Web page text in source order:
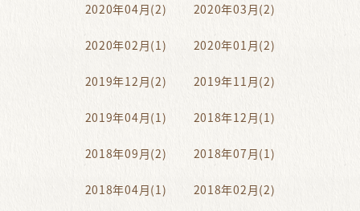
2020年04月(2) 2020年03月(2)
2020年02月(1) 2020年01月(2)
2019年12月(2) 2019年11月(2)
2019年04月(1) 2018年12月(1)
2018年09月(2) 2018年07月(1)
2018年04月(1) 2018年02月(2)